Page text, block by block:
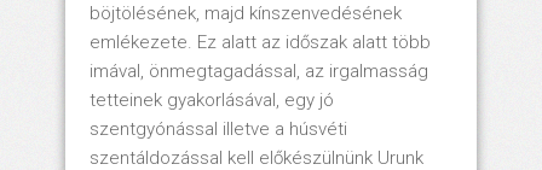
böjtölésének, majd kínszenvedésének
emlékezete. Ez alatt az időszak alatt több
imával, önmegtagadással, az irgalmasság
tetteinek gyakorlásával, egy jó
szentgyónással illetve a húsvéti
szentáldozással kell előkészülnünk Urunk